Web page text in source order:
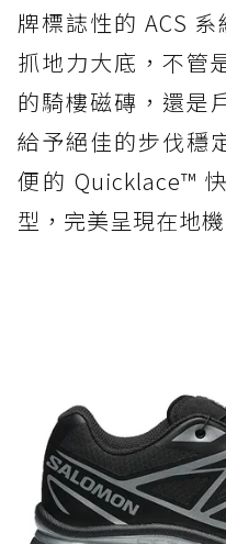
牌標誌性的 ACS
抓地力大底，不管
的騎樓磁磚，還是
給予絕佳的步伐穩
便的 Quicklace™
型，完美呈現在地